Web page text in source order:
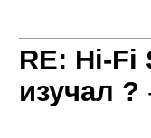
RE: Hi-Fi
изучал ?